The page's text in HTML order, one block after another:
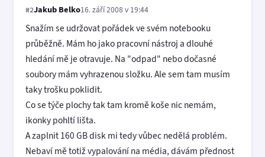
#2Jakub Belko16. září 2008 v 19:44
Snažím se udržovat pořádek ve svém notebooku
průběžně. Mám ho jako pracovní nástroj a dlouhé
hledání mě je otravuje. Na "odpad" nebo dočasné
soubory mám vyhrazenou složku. Ale sem tam musím
taky trošku poklidit.
Co se týče plochy tak tam kromě koše nic nemám,
ikonky pohltí lišta.
A zaplnit 160 GB disk mi tedy vůbec nedělá problém.
Nebaví mě totiž vypalování na média, dávám přednost